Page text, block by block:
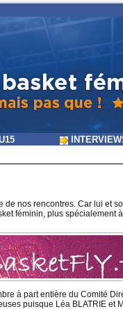
nos rencontres. Car lui et
féminin, plus spécialement
à part entière du Comité
puisque Léa BLATRIE et